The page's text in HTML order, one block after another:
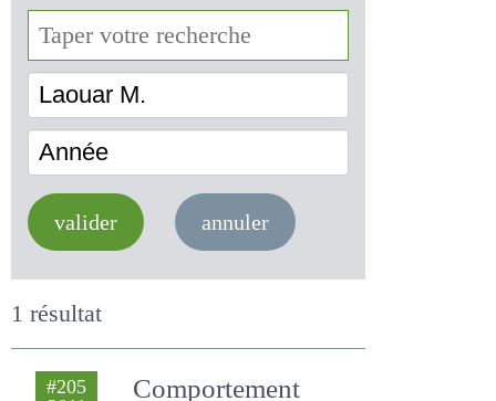
Laouar M.
valider annuler
1 résultat